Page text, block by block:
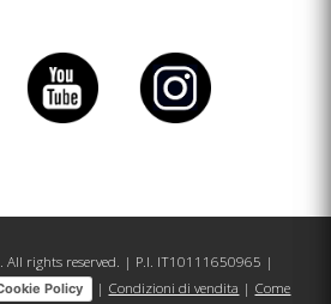
All rights reserved. | P.I. IT10111650965 |
Policy | Condizioni di vendita | Come